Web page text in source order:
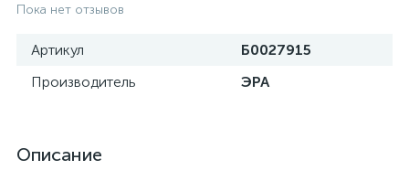
Пока нет отзывов
Артикул
Б0027915
Производитель
ЭРА
Описание